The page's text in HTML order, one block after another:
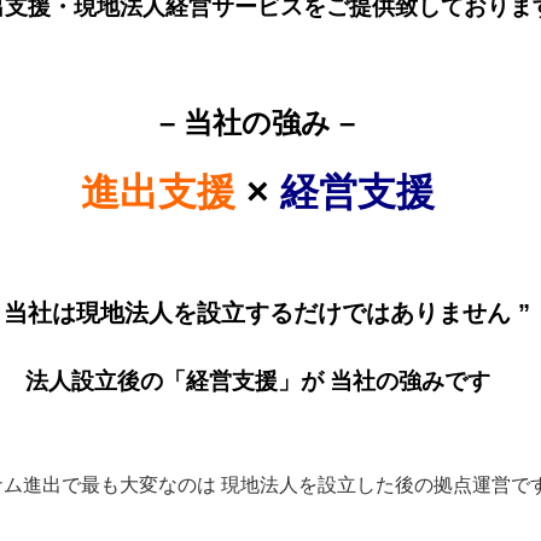
援・現地法人経営サービスをご提供致しておりま
– 当社の強み –
進出支援 × 経営支援
社は現地法人を設立するだけではありません ”
法人設立後の「経営支援」が 当社の強みです
進出で最も大変なのは 現地法人を設立した後の拠点運営で